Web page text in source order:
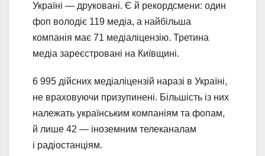
Україні — друковані. Є й рекордсмени: один
фоп володіє 119 медіа, а найбільша
компанія має 71 медіаліцензію. Третина
медіа зареєстровані на Київщині.
6 995 дійсних медіаліцензій наразі в Україні,
не враховуючи призупинені. Більшість із них
належать українським компаніям та фопам,
й лише 42 — іноземним телеканалам
і радіостанціям.